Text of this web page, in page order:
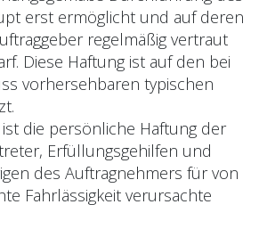
erst ermöglicht und auf deren
regelmäßig vertraut
Diese Haftung ist auf den bei
vorhersehbaren typischen
die persönliche Haftung der
Erfüllungsgehilfen und
des Auftragnehmers für von
Fahrlässigkeit verursachte